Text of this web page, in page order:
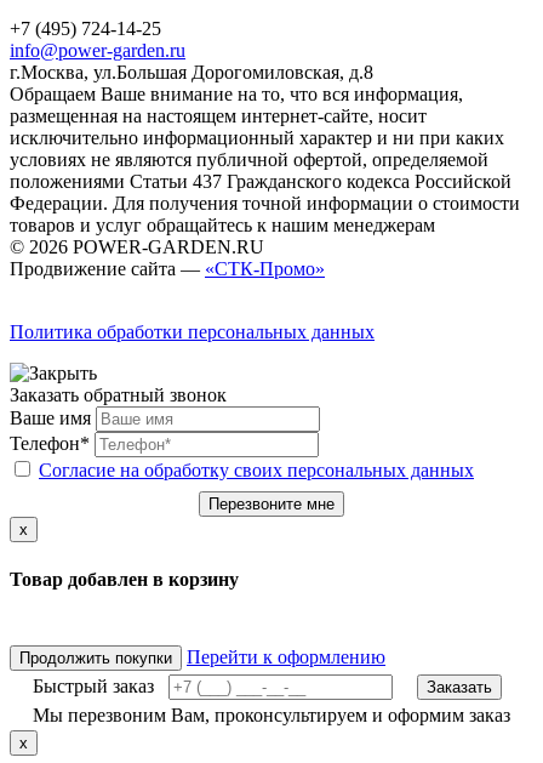
+7 (495) 724-14-25
info@power-garden.ru
г.Москва, ул.Большая Дорогомиловская, д.8
Обращаем Ваше внимание на то, что вся информация,
размещенная на настоящем интернет-сайте, носит
исключительно информационный характер и ни при каких
условиях не являются публичной офертой, определяемой
положениями Статьи 437 Гражданского кодекса Российской
Федерации. Для получения точной информации о стоимости
товаров и услуг обращайтесь к нашим менеджерам
© 2026 POWER-GARDEN.RU
Продвижение сайта — «СТК-Промо»
Политика обработки персональных данных
Заказать обратный звонок
Ваше имя
Телефон*
Согласие на обработку своих персональных данных
Перезвоните мне
x
Товар добавлен в корзину
Продолжить покупки
Перейти к оформлению
Быстрый заказ
Заказать
Мы перезвоним Вам, проконсультируем и оформим заказ
x